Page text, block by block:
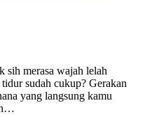
sih merasa wajah lelah
sudah cukup? Gerakan
yang langsung kamu